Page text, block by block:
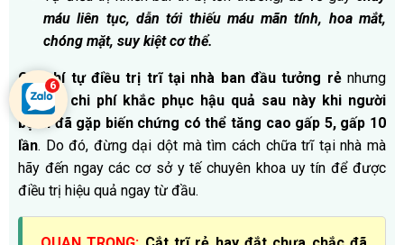
máu liên tục, dẫn tới thiếu máu mãn tính, hoa mắt,
chóng mặt, suy kiệt cơ thể.
Chi phí tự điều trị trĩ tại nhà ban đầu tưởng rẻnhưng
thực tế chi phí khắc phục hậu quả sau này khi người
bệnh đã gặp biến chứng có thể tăng cao gấp 5, gấp 10
lần. Do đó, đừng dại dột mà tìm cách chữa trĩ tại nhà mà
hãy đến ngay các cơ sở y tế chuyên khoa uy tín để được
điều trị hiệu quả ngay từ đầu.